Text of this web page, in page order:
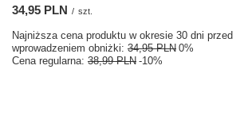
34,95 PLN / szt.
Najniższa cena produktu w okresie 30 dni przed
wprowadzeniem obniżki: 34,95 PLN 0%
Cena regularna: 38,99 PLN -10%